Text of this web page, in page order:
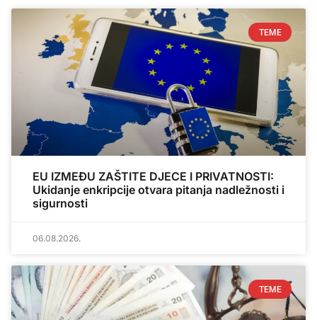
TEME
EU IZMEĐU ZAŠTITE DJECE I PRIVATNOSTI:
Ukidanje enkripcije otvara pitanja nadležnosti i
sigurnosti
06.08.2026.
TEME